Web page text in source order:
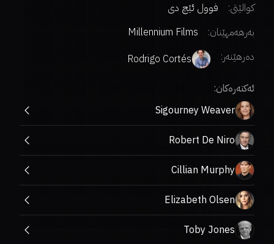
کوالێتی:
فوول ئێچ دی
بەرهەمهێنان:
Millennium Films
دەرهێنەر:
Rodrigo Cortés
ئەکتەرەکان:
Sigourney Weaver
Robert De Niro
Cillian Murphy
Elizabeth Olsen
Toby Jones